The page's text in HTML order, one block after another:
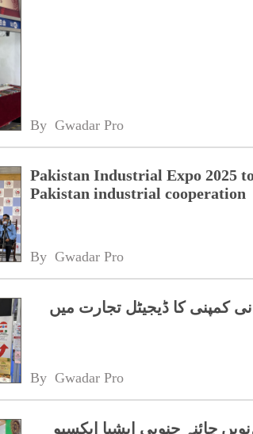
By Gwadar Pro
Pakistan Industrial Expo 2025
Pakistan industrial cooperation
By Gwadar Pro
کمپنی کا ڈیجیٹل تجارت میں
By Gwadar Pro
چائنہ جنوبی ایشیا ایکسپو